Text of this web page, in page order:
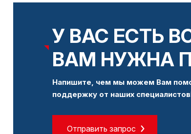
У ВАС ЕСТЬ
ВАМ НУЖНА
Напишите, чем мы можем Вам
поддержку от наших
Отправить запрос